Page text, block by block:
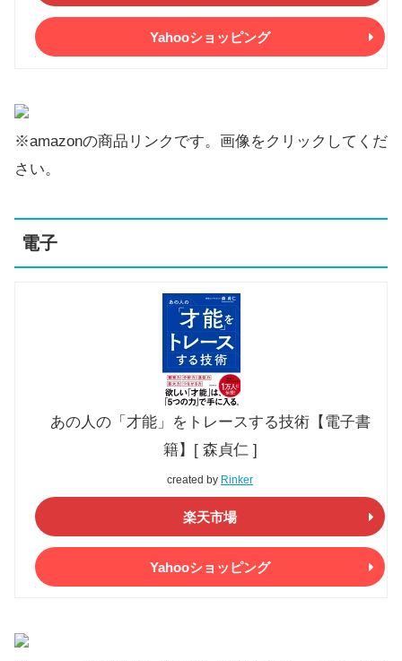
Yahooショッピング
※amazonの商品リンクです。画像をクリックしてくだ
さい。
電子
あの人の「才能」をトレースする技術【電子書
籍】[ 森貞仁 ]
created by Rinker
楽天市場
Yahooショッピング